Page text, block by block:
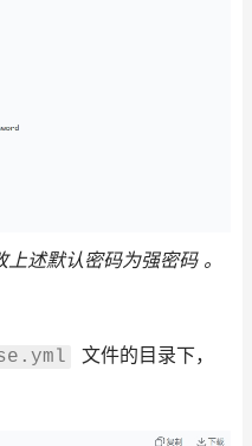
述默认密码为强密码 。
文件的目录下，